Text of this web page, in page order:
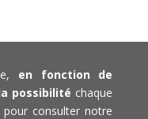
en fonction de
possibilité chaque
consulter notre